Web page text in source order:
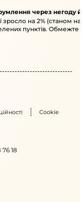
через негоду
на 2% (станом
пунктів. Обмежте
Cookie
18